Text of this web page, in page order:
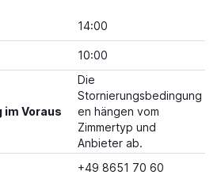
14:00
10:00
im Voraus
Die
Stornierungsbedingung
en hängen vom
Zimmertyp und
Anbieter ab.
+49 8651 70 60